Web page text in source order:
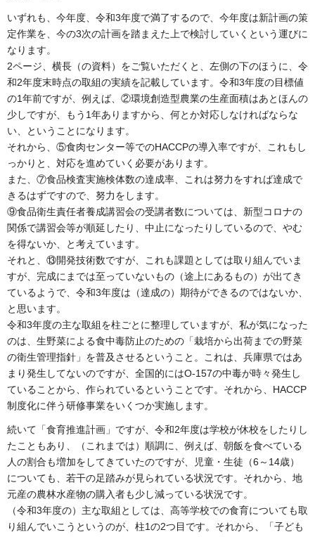
いずれも、今年度、令和3年度で満了するので、今年度は新計画の策
定作業を、今の3次の計画を踏まえた上で検討していくという運びに
なります。
2ページ、横長（の資料）をご覧いただくと、左側の下のほうに、令
和2年度末時点の取組の実績を記載しています。令和3年度の目標値
の1年前ですが、例えば、②環境創造型農業の生産面積はあとほんの
少しですが、もう1年ありますから、何とか対応しなければならな
い、ということになります。
それから、⑤食肉センター等でのHACCPの導入率ですが、これもし
っかりと、対応を進めていく必要があります。
また、⑦食品検査実施検体数の達成率、これは努力をすれば達成で
きるはずですので、努力をします。
⑨食品衛生責任者養成講習会の受講者数については、新型コロナの
関係で講習会等が順延したり、中止になったりしているので、やむ
を得ないか、と考えています。
それと、⑬開発技術数ですが、これも課題としては取り組んでいま
すが、完成にまでは至っていないもの（途上にあるもの）が出てき
ているようで、令和3年度は（達成の）期待ができるのではないか、
と思います。
令和3年度の主な取組を柱ごとに整理していますが、私が気になった
のは、生野菜による食中毒防止のための「栽培から出荷までの野菜
の衛生管理指針」を普及させるということ。これは、兵庫県ではあ
まり発生してないのですが、全国的にはO-157の中毒が時々発生し
ていることから、作られているということです。それから、HACCP
制度化に伴う研修事業をいくつか実施します。
続いて「食育推進計画」ですが、令和2年度は学校が休校をしたりし
たこともあり、（これまでは）順調に、例えば、朝飯を食べている
人の割合も増加をしてきていたのですが、児童・生徒（6～14歳）
についても、若干の足踏みが見られている状況です。それから、地
元産の農林水産物の購入者も少し減っている状況です。
（令和3年度の）主な取組としては、高等学校での食育についても取
り組んでいこうというのが、柱1の2つ目です。それから、「子ども